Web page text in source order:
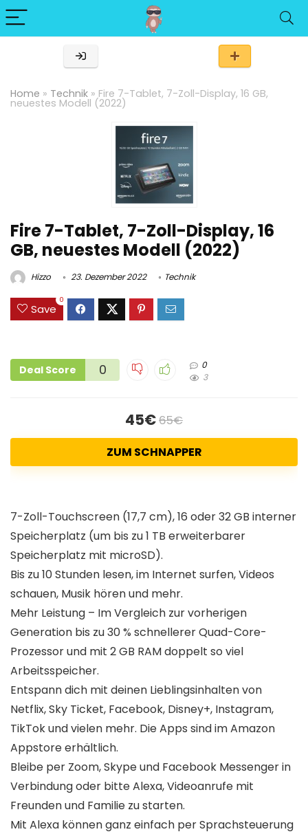
Home » Technik » Fire 7-Tablet, 7-Zoll-Display, 16 GB,
neuestes Modell (2022)
Fire 7-Tablet, 7-Zoll-Display, 16
GB, neuestes Modell (2022)
Hizzo 23. Dezember 2022 Technik
Save
0
Deal Score 0
0
3
45€65€
ZUM SCHNAPPER
7-Zoll-Touchscreen (17,7 cm), 16 oder 32 GB interner
Speicherplatz (um bis zu 1 TB erweiterbarer
Speicherplatz mit microSD).
Bis zu 10 Stunden lesen, im Internet surfen, Videos
schauen, Musik hören und mehr.
Mehr Leistung – Im Vergleich zur vorherigen
Generation bis zu 30 % schnellerer Quad-Core-
Prozessor und mit 2 GB RAM doppelt so viel
Arbeitsspeicher.
Entspann dich mit deinen Lieblingsinhalten von
Netflix, Sky Ticket, Facebook, Disney+, Instagram,
TikTok und vielen mehr. Die Apps sind im Amazon
Appstore erhältlich.
Bleibe per Zoom, Skype und Facebook Messenger in
Verbindung oder bitte Alexa, Videoanrufe mit
Freunden und Familie zu starten.
Mit Alexa können ganz einfach per Sprachsteuerung